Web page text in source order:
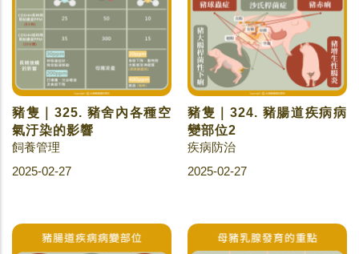
豬隻｜325. 豬舍內各種空
氣汙染的影響
飼養管理
2025-02-27
豬隻｜324. 豬腸道疾病病
變部位2
疾病防治
2025-02-27